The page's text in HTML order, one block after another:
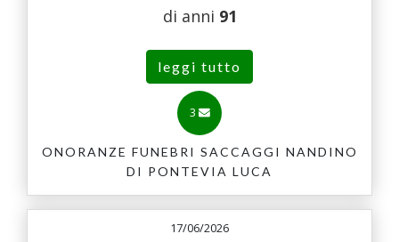
di anni 91
leggi tutto
3
ONORANZE FUNEBRI SACCAGGI NANDINO
DI PONTEVIA LUCA
17/06/2026